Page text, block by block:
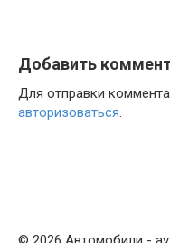
Добавить
Для отправки
авторизоваться.